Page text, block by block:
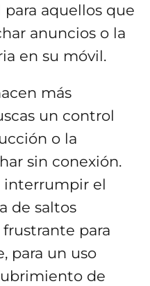
aquellos que
anuncios o la
en su móvil.
más
un control
o la
sin conexión.
interrumpir el
de saltos
para
para un uso
de